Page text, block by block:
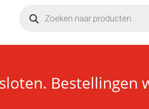
zoeken
Bestellingen